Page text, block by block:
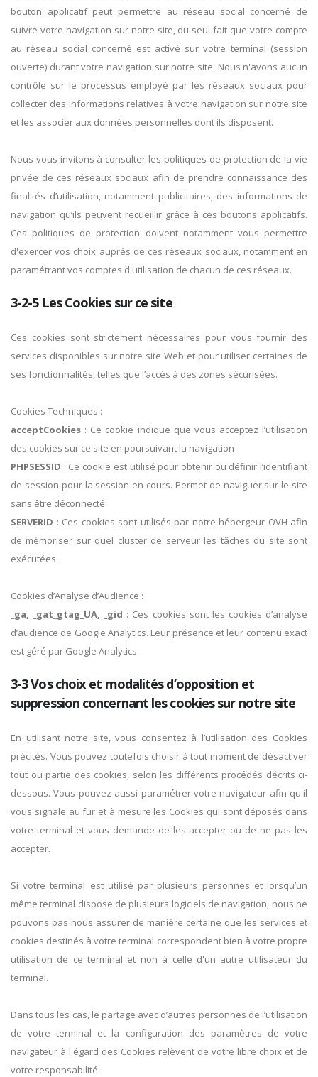
bouton applicatif peut permettre au réseau social concerné de
suivre votre navigation sur notre site, du seul fait que votre compte
au réseau social concerné est activé sur votre terminal (session
ouverte) durant votre navigation sur notre site. Nous n'avons aucun
contrôle sur le processus employé par les réseaux sociaux pour
collecter des informations relatives à votre navigation sur notre site
et les associer aux données personnelles dont ils disposent.
Nous vous invitons à consulter les politiques de protection de la vie
privée de ces réseaux sociaux afin de prendre connaissance des
finalités d’utilisation, notamment publicitaires, des informations de
navigation qu’ils peuvent recueillir grâce à ces boutons applicatifs.
Ces politiques de protection doivent notamment vous permettre
d'exercer vos choix auprès de ces réseaux sociaux, notamment en
paramétrant vos comptes d'utilisation de chacun de ces réseaux.
3-2-5 Les Cookies sur ce site
Ces cookies sont strictement nécessaires pour vous fournir des
services disponibles sur notre site Web et pour utiliser certaines de
ses fonctionnalités, telles que l’accès à des zones sécurisées.
Cookies Techniques :
acceptCookies : Ce cookie indique que vous acceptez l’utilisation
des cookies sur ce site en poursuivant la navigation
PHPSESSID : Ce cookie est utilisé pour obtenir ou définir l’identifiant
de session pour la session en cours. Permet de naviguer sur le site
sans être déconnecté
SERVERID : Ces cookies sont utilisés par notre hébergeur OVH afin
de mémoriser sur quel cluster de serveur les tâches du site sont
exécutées.
Cookies d’Analyse d’Audience :
_ga, _gat_gtag_UA, _gid : Ces cookies sont les cookies d’analyse
d’audience de Google Analytics. Leur présence et leur contenu exact
est géré par Google Analytics.
3-3 Vos choix et modalités d’opposition et
suppression concernant les cookies sur notre site
En utilisant notre site, vous consentez à l’utilisation des Cookies
précités. Vous pouvez toutefois choisir à tout moment de désactiver
tout ou partie des cookies, selon les différents procédés décrits ci-
dessous. Vous pouvez aussi paramétrer votre navigateur afin qu'il
vous signale au fur et à mesure les Cookies qui sont déposés dans
votre terminal et vous demande de les accepter ou de ne pas les
accepter.
Si votre terminal est utilisé par plusieurs personnes et lorsqu’un
même terminal dispose de plusieurs logiciels de navigation, nous ne
pouvons pas nous assurer de manière certaine que les services et
cookies destinés à votre terminal correspondent bien à votre propre
utilisation de ce terminal et non à celle d'un autre utilisateur du
terminal.
Dans tous les cas, le partage avec d’autres personnes de l’utilisation
de votre terminal et la configuration des paramètres de votre
navigateur à l'égard des Cookies relèvent de votre libre choix et de
votre responsabilité.